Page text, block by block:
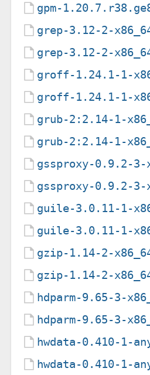
gpm-
grep-3.12-2-
grep-3.12-2-
groff-1.24.1-1-
groff-1.24.1-1-
grub-2:2.14-1-
grub-2:2.14-1-
gssproxy-0.9.2-
gssproxy-0.9.2-
guile-3.0.11-1-
guile-3.0.11-1-
gzip-1.14-2-
gzip-1.14-2-
hdparm-9.65-3-
hdparm-9.65-3-
hwdata-0.410-1-
hwdata-0.410-1-